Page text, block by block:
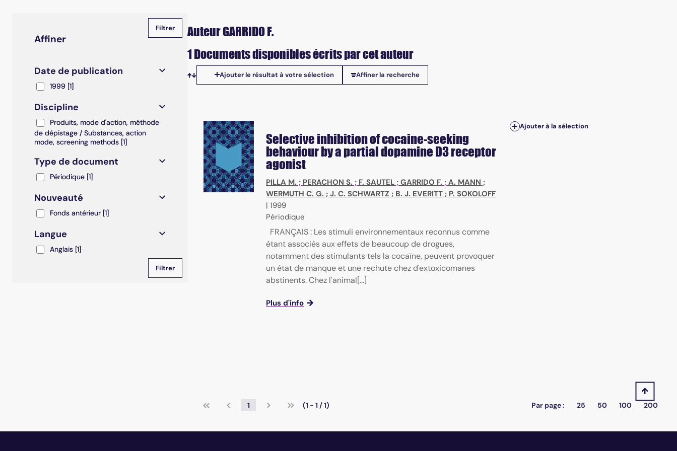
Affiner
Date de publication
19991999 [1]
Discipline
Produits, mode d'action, méthode de dépistage / Substances, action mode, screening methods
Produits, mode d'action, méthode
de dépistage / Substances, action
mode, screening methods [1]
Type de document
Périodique
Périodique [1]
Nouveauté
Fonds antérieur
Fonds antérieur [1]
Langue
AnglaisAnglais [1]
Auteur GARRIDO F.
1 Documents disponibles écrits par cet auteur
Tris disponibles
Ajouter le résultat à votre sélection Affiner la recherche
Selective inhibition of cocaine-seeking
behaviour by a partial dopamine D3 receptor
agonist
PILLA M. ; PERACHON S. ; F. SAUTEL ; GARRIDO F. ; A. MANN ;
WERMUTH C. G. ; J. C. SCHWARTZ ; B. J. EVERITT ; P. SOKOLOFF
| 1999
Périodique
FRANÇAIS : Les stimuli environnementaux reconnus comme
étant associés aux effets de beaucoup de drogues,
notamment des stimulants tels la cocaïne, peuvent provoquer
un état de manque et une rechute chez d'extoxicomanes
abstinents. Chez l'animal[...]
Plus d'info
Ajouter à la sélection
1 (1 - 1 / 1) Par page : 25 50 100 200